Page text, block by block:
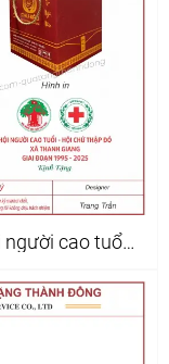
người cao tuổi